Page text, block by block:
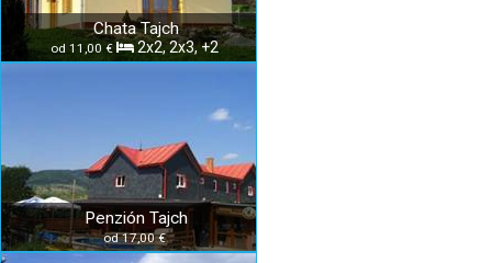
Chata Tajch
od 11,00 € 2x2, 2x3, +2
Penzión Tajch
od 17,00 €